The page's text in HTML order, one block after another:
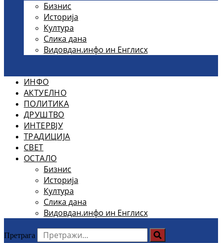
Бизнис
Историја
Култура
Слика дана
Видовдан.инфо ин Енглисх
ИНФО
АКТУЕЛНО
ПОЛИТИКА
ДРУШТВО
ИНТЕРВЈУ
ТРАДИЦИЈА
СВЕТ
ОСТАЛО
Бизнис
Историја
Култура
Слика дана
Видовдан.инфо ин Енглисх
Претрага